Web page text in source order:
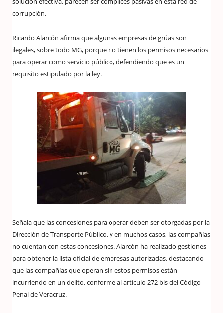
corrupción.
Ricardo Alarcón afirma que algunas empresas de grúas son
ilegales, sobre todo MG, porque no tienen los permisos necesarios
para operar como servicio público, defendiendo que es un
requisito estipulado por la ley.
Señala que las concesiones para operar deben ser otorgadas por la
Dirección de Transporte Público, y en muchos casos, las compañías
no cuentan con estas concesiones. Alarcón ha realizado gestiones
para obtener la lista oficial de empresas autorizadas, destacando
que las compañías que operan sin estos permisos están
incurriendo en un delito, conforme al artículo 272 bis del Código
Penal de Veracruz.